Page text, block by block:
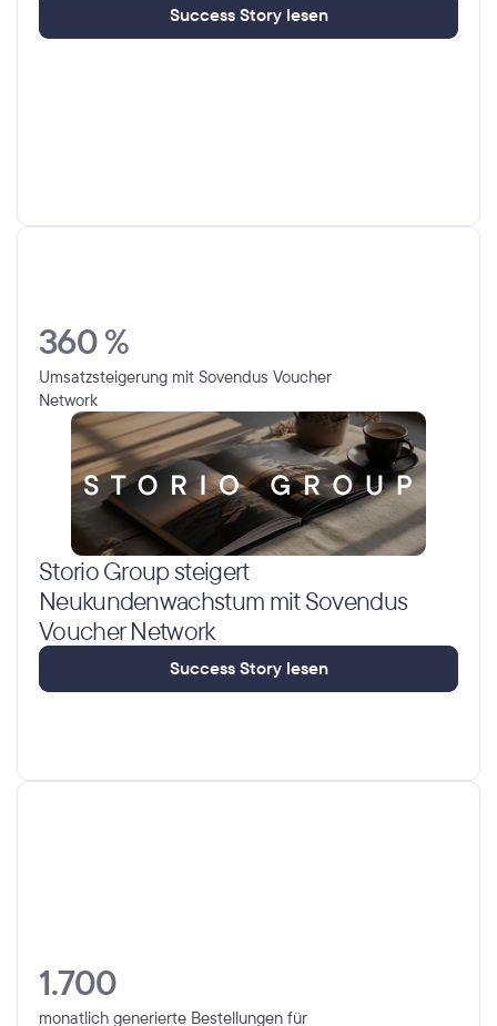
Success Story lesen
360 %
Umsatzsteigerung mit Sovendus Voucher
Network
Storio Group steigert
Neukundenwachstum mit Sovendus
Voucher Network
Success Story lesen
1.700
monatlich generierte Bestellungen für